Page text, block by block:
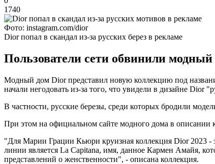
1740
Фото: instagram.com/dior
Dior попал в скандал из-за русских берез в рекламе
Пользователи сети обвинили модный
Модный дом Dior представил новую коллекцию под
начали негодовать из-за того, что увидели в дизайне Dior
В частности, русские березы, среди которых бродили
При этом на официальном сайте модного дома в описании
"Для Марии Грации Кьюри круизная коллекция Dior 2023 -
линии является La Capitana, имя, данное Кармен Амайя,
представлений о женственности", - описана коллекция.